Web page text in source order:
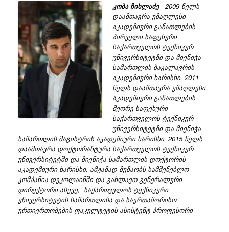
კობა ჩიხლაძე- 2009 წელს
დაამთავრა უმაღლესი
აკადემიური განათლების
პირველი საფეხური
საქართველოს ტექნიკურ
უნივერსიტეტში და მიენიჭა
სამართლის ბაკალავრის
აკადემიური ხარისხი, 2011
წელს დაამთავრა უმაღლესი
აკადემიური განათლების
მეორე საფეხური
საქართველოს ტექნიკურ
უნივერსიტეტში და მიენიჭა
სამართლის მაგისტრის აკადემიური ხარისხი. 2015 წელს
დაამთავრა დოქტორანტურა საქართველოს ტექნიკურ
უნივერსიტეტში და მიენიჭა სამართლის დოქტორის
აკადემიური ხარისხი. ამჟამად მუშაობს სამშენებლო
კომპანია დეკოლაინში და გახლავთ გენერალური
დირექტორი ასევე, საქართველოს ტექნიკური
უნივერსიტეტის სამართლისა და საერთაშორისო
ურთიერთობების ფაკულტეტის ასისტენტ-პროფესორი